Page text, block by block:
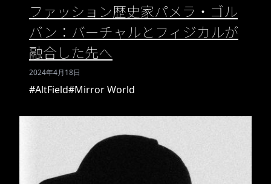
ファッション歴史家パメラ・ゴル
バン：バーチャルとフィジカルが
融合した先へ
2024年4月18日
#AltField#Mirror World